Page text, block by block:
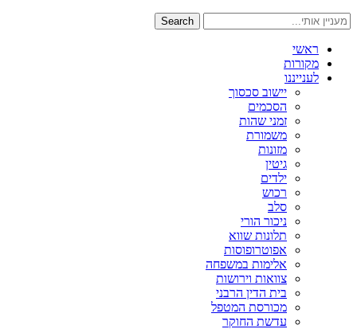
Search
ראשי
מקורות
לענייננו
יישוב סכסוך
הסכמים
זמני שהות
משמורת
מזונות
גיטין
ילדים
רכוש
סלב
ניכור הורי
תלונות שווא
אפוטרופוסות
אלימות במשפחה
צוואות וירושות
בית הדין הרבני
מכורסת המטפל
עדשת החוקר